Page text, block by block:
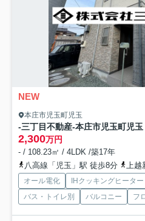
NEW
本庄市児玉町児玉
‐三丁目不動産-本庄市児玉町児玉
2,300万円
- / 108.23㎡ / 4LDK /築17年
八高線「児玉」駅 徒歩8分
上越
オール電化 IHクッキングヒーター
バス・トイレ別
バルコニー フ